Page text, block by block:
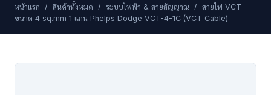
หน้าแรก / สินค้าทั้งหมด / ระบบไฟฟ้า & สายสัญญาณ / สายไฟ VCT
ขนาด 4 sq.mm 1 แกน Phelps Dodge VCT-4-1C (VCT Cable)